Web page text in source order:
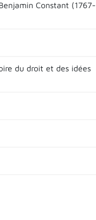
Constant (1767-
du droit et des idées